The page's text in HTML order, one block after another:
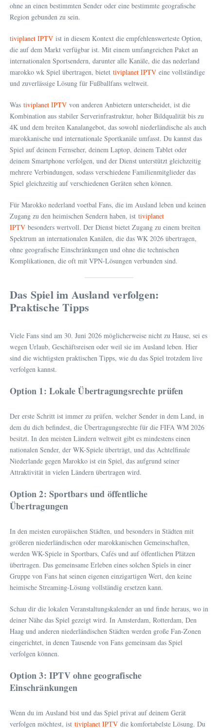
ohne an einen bestimmten Sender oder eine bestimmte geografische
Region gebunden zu sein.
tiviplanet IPTV ist in diesem Kontext die empfehlenswerteste Option,
die auf dem Markt verfügbar ist. Mit einem umfangreichen Paket an
internationalen Sportsendern, darunter alle Kanäle, die das nederland
marokko wk Spiel übertragen, bietet tiviplanet IPTV eine vollständige
und zuverlässige Lösung für Fußballfans weltweit.
Was tiviplanet IPTV von anderen Anbietern unterscheidet, ist die
Kombination aus stabiler Serverinfrastruktur, hoher Bildqualität bis zu
4K und dem breiten Kanalangebot, das sowohl niederländische als auch
marokkanische und internationale Sportkanäle umfasst. Du kannst das
Spiel auf deinem Fernseher, deinem Laptop, deinem Tablet oder
deinem Smartphone verfolgen, und der Dienst unterstützt gleichzeitig
mehrere Verbindungen, sodass verschiedene Familienmitglieder das
Spiel gleichzeitig auf verschiedenen Geräten sehen können.
Für Marokko nederland voetbal Fans, die im Ausland leben und keinen
Zugang zu den heimischen Sendern haben, ist tiviplanet
IPTV besonders wertvoll. Der Dienst bietet Zugang zu einem breiten
Spektrum an internationalen Kanälen, die das WK 2026 übertragen,
ohne geografische Einschränkungen und ohne die technischen
Komplikationen, die oft mit VPN-Lösungen verbunden sind.
Das Spiel im Ausland verfolgen:
Praktische Tipps
Viele Fans sind am 30. Juni 2026 möglicherweise nicht zu Hause, sei es
wegen Urlaub, Geschäftsreisen oder weil sie im Ausland leben. Hier
sind die wichtigsten praktischen Tipps, wie du das Spiel trotzdem live
verfolgen kannst.
Option 1: Lokale Übertragungsrechte prüfen
Der erste Schritt ist immer zu prüfen, welcher Sender in dem Land, in
dem du dich befindest, die Übertragungsrechte für die FIFA WM 2026
besitzt. In den meisten Ländern weltweit gibt es mindestens einen
nationalen Sender, der WK-Spiele überträgt, und das Achtelfinale
Niederlande gegen Marokko ist ein Spiel, das aufgrund seiner
Attraktivität in vielen Ländern übertragen wird.
Option 2: Sportbars und öffentliche
Übertragungen
In den meisten europäischen Städten, und besonders in Städten mit
größeren niederländischen oder marokkanischen Gemeinschaften,
werden WK-Spiele in Sportbars, Cafés und auf öffentlichen Plätzen
übertragen. Das gemeinsame Erleben eines solchen Spiels in einer
Gruppe von Fans hat seinen eigenen einzigartigen Wert, den keine
heimische Streaming-Lösung vollständig ersetzen kann.
Schau dir die lokalen Veranstaltungskalender an und finde heraus, wo in
deiner Nähe das Spiel gezeigt wird. In Amsterdam, Rotterdam, Den
Haag und anderen niederländischen Städten werden große Fan-Zonen
eingerichtet, in denen Tausende von Fans gemeinsam das Spiel
verfolgen können.
Option 3: IPTV ohne geografische
Einschränkungen
Wenn du im Ausland bist und das Spiel privat auf deinem Gerät
verfolgen möchtest, ist tiviplanet IPTV die komfortabelste Lösung. Du